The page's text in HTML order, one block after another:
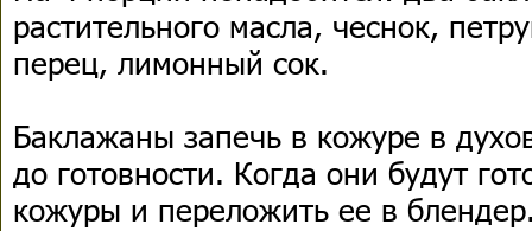
растительного масла, чеснок,
перец, лимонный сок.
Баклажаны запечь в кожуре в
до готовности. Когда они будут
кожуры и переложить ее в